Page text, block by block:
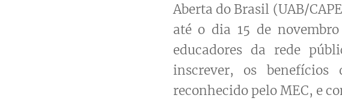
Aberta do Brasil (UAB/
até o dia 15 de
educadores da rede
inscrever, os
reconhecido pelo MEC, e